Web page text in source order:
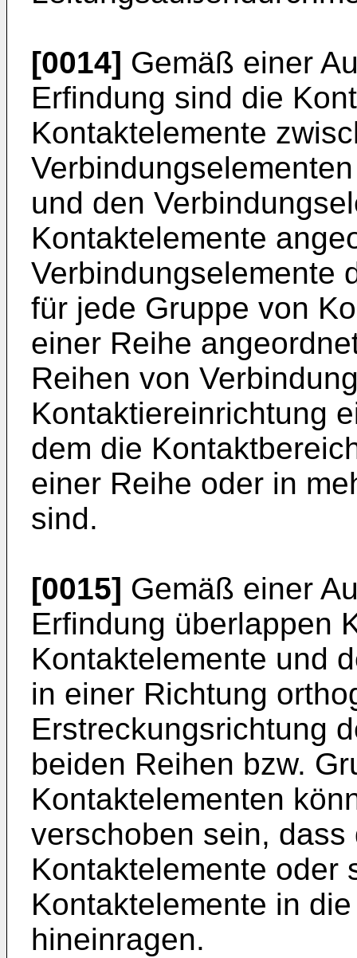
[0014] Gemäß einer
Erfindung sind die
Kontaktelemente
und den
Kontaktelemente
Verbindungselemente
für jede Gruppe von
einer Reihe
Reihen von
Kontaktiereinrichtung
dem die
einer Reihe oder in
sind.
[0015] Gemäß einer
Erfindung überlappen
Kontaktelemente und
in einer Richtung
Erstreckungsrichtung
beiden Reihen bzw.
Kontaktelementen
verschoben sein,
Kontaktelemente oder
Kontaktelemente in
hineinragen.